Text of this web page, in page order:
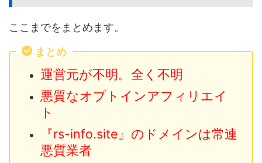
ここまでをまとめます。
まとめ
運営元が不明。全く不明
悪質なオプトインアフィリエイ
ト
『rs-info.site』のドメインは常連
悪質業者